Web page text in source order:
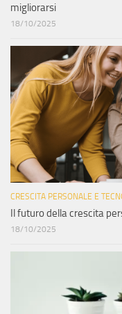
migliorarsi
18/10/2025
CRESCITA PERSONALE E
Il futuro della crescita
18/10/2025